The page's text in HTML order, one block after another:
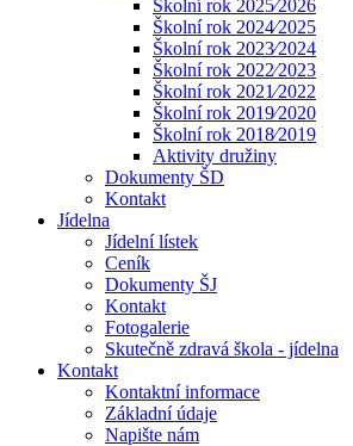
Školní rok 2025⁄2026
Školní rok 2024⁄2025
Školní rok 2023⁄2024
Školní rok 2022⁄2023
Školní rok 2021⁄2022
Školní rok 2019⁄2020
Školní rok 2018⁄2019
Aktivity družiny
Dokumenty ŠD
Kontakt
Jídelna
Jídelní lístek
Ceník
Dokumenty ŠJ
Kontakt
Fotogalerie
Skutečně zdravá škola - jídelna
Kontakt
Kontaktní informace
Základní údaje
Napište nám